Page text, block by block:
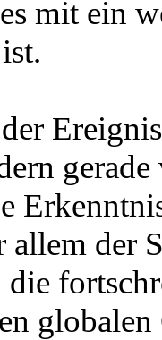
mit ein
allem der